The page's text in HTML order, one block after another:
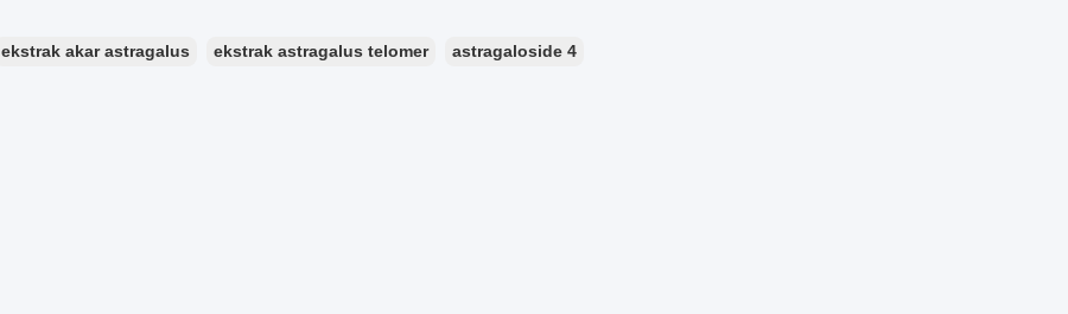
ekstrak akar astragalus ekstrak astragalus telomer astragaloside 4